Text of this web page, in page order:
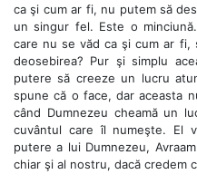
ca şi cum ar fi, nu putem să
un singur fel. Este o
care nu se văd ca şi cum ar fi,
deosebirea? Pur şi simplu
putere să creeze un lucru
spune că o face, dar aceasta
când Dumnezeu cheamă un
cuvântul care îl numeşte. El
putere a lui Dumnezeu,
chiar şi al nostru, dacă credem